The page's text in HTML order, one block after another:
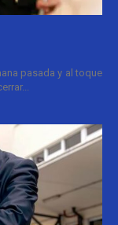
pasada y al toque